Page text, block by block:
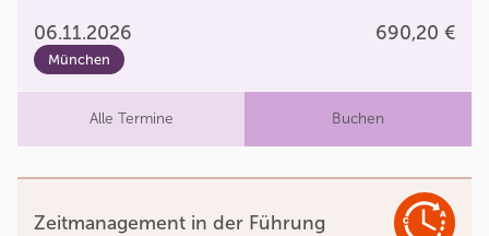
06.11.2026 690,20 €
München
Alle Termine Buchen
Zeitmanagement in der Führung